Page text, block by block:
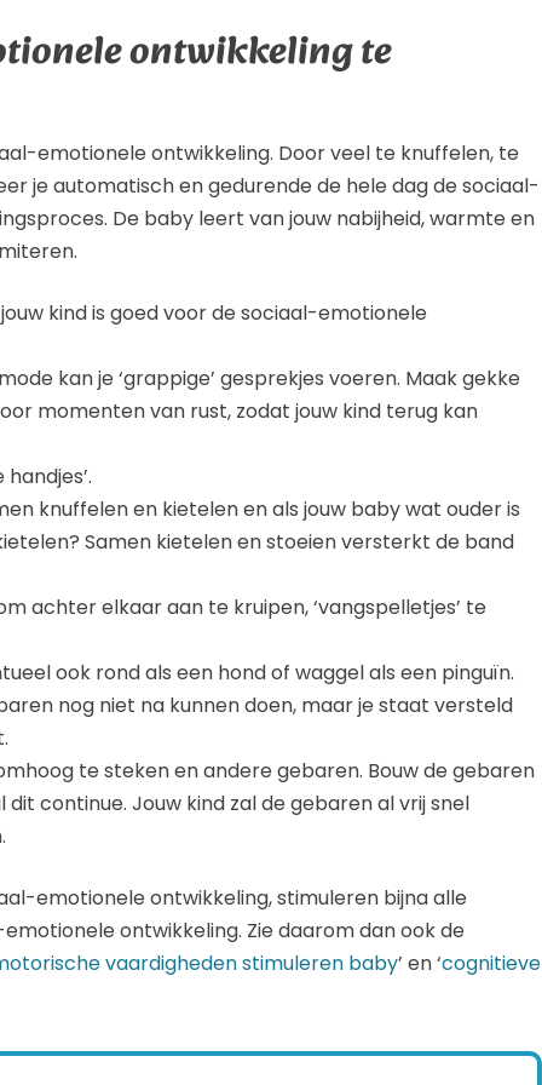
ontwikkeling te
emotionele ontwikkeling. Door veel te knuffelen, te
je automatisch en gedurende de hele dag de sociaal-
De baby leert van jouw nabijheid, warmte en
kind is goed voor de sociaal-emotionele
kan je ‘grappige’ gesprekjes voeren. Maak gekke
momenten van rust, zodat jouw kind terug kan
knuffelen en kietelen en als jouw baby wat ouder is
Samen kietelen en stoeien versterkt de band
achter elkaar aan te kruipen, ‘vangspelletjes’ te
ook rond als een hond of waggel als een pinguïn.
nog niet na kunnen doen, maar je staat versteld
te steken en andere gebaren. Bouw de gebaren
continue. Jouw kind zal de gebaren al vrij snel
emotionele ontwikkeling, stimuleren bijna alle
ontwikkeling. Zie daarom dan ook de
vaardigheden stimuleren baby’ en ‘cognitieve